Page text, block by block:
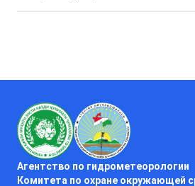
Агентство по гидрометеорологии
Комитета по охране окружающей